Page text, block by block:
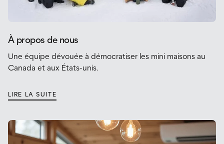
À propos de nous
Une équipe dévouée à démocratiser les mini maisons au
Canada et aux États-unis.
LIRE LA SUITE